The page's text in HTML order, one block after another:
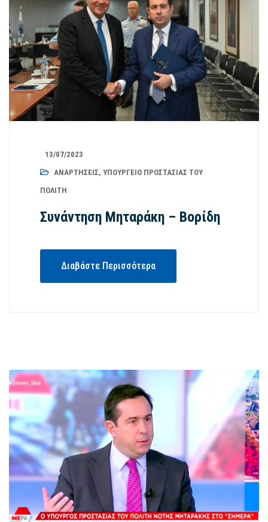
13/07/2023
ΑΝΑΡΤΉΣΕΙΣ, ΥΠΟΥΡΓΕΊΟ ΠΡΟΣΤΑΣΊΑΣ ΤΟΥ
ΠΟΛΊΤΗ
Συνάντηση Μηταράκη – Βορίδη
Διαβάστε Περισσότερα